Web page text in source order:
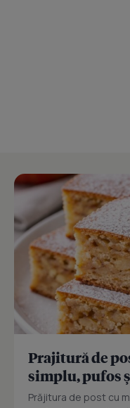
Prajitură de
simplu, pufos
Prăjitura de post cu